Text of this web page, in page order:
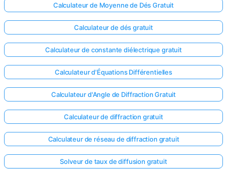
Connectez-
vous ici !
Calculateur de Moyenne de Dés Gratuit
Calculateur de dés gratuit
Calculateur de constante diélectrique gratuit
Calculateur d'Équations Différentielles
Calculateur d'Angle de Diffraction Gratuit
Calculateur de diffraction gratuit
Calculateur de réseau de diffraction gratuit
Solveur de taux de diffusion gratuit